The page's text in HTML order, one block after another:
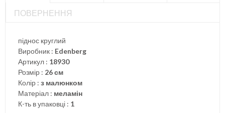
ПОВЕРНЕННЯ
піднос круглий
Виробник : Edenberg
Артикул : 18930
Розмір : 26 см
Колір : з малюнком
Матеріал : меламін
К-ть в упаковці : 1